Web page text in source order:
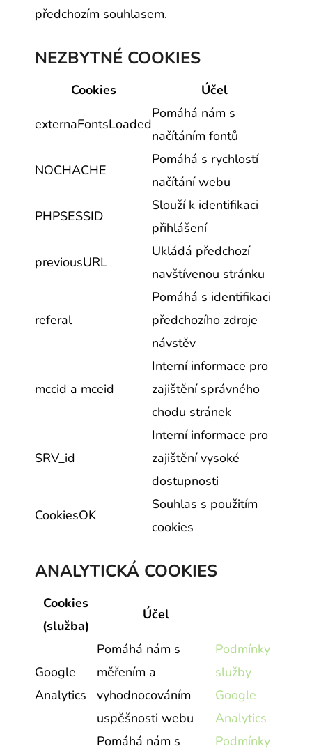
předchozím souhlasem.
NEZBYTNÉ COOKIES
Cookies Účel
externaFontsLoaded
Pomáhá nám s
načítáním fontů
NOCHACHE
Pomáhá s rychlostí
načítání webu
PHPSESSID
Slouží k identifikaci
přihlášení
previousURL
Ukládá předchozí
navštívenou stránku
referal
Pomáhá s identifikaci
předchozího zdroje
návstěv
mccid a mceid
Interní informace pro
zajištění správného
chodu stránek
SRV_id
Interní informace pro
zajištění vysoké
dostupnosti
CookiesOK
Souhlas s použitím
cookies
ANALYTICKÁ COOKIES
Cookies
(služba)
Účel
Google
Analytics
Pomáhá nám s
měřením a
vyhodnocováním
uspěšnosti webu
Podmínky
služby
Google
Analytics
Pomáhá nám s
Podmínky